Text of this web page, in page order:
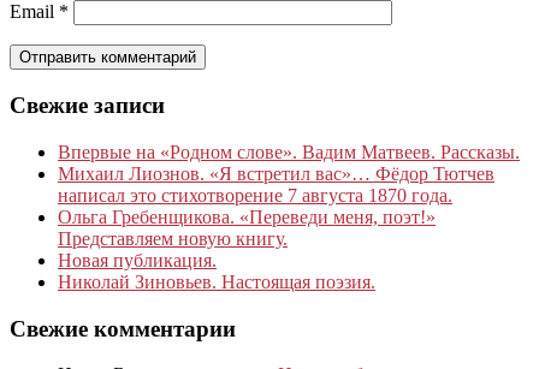
Email *
Свежие записи
Впервые на «Родном слове». Вадим Матвеев. Рассказы.
Михаил Лиознов. «Я встретил вас»… Фёдор Тютчев
написал это стихотворение 7 августа 1870 года.
Ольга Гребенщикова. «Переведи меня, поэт!»
Представляем новую книгу.
Новая публикация.
Николай Зиновьев. Настоящая поэзия.
Свежие комментарии